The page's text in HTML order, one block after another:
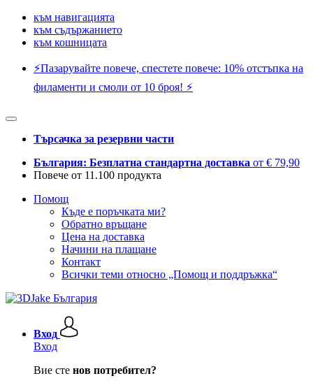
към навигацията
към съдържанието
към кошницата
⚡️Пазарувайте повече, спестете повече: 10% отстъпка на
филаменти и смоли от 10 броя! ⚡️
Търсачка за резервни части
България: Безплатна стандартна доставка от € 79,90
Повече от 11.100 продукта
Помощ
Къде е поръчката ми?
Обратно връщане
Цена на доставка
Начини на плащане
Контакт
Всички теми относно „Помощ и поддръжка“
Вход
Вход
Вие сте нов потребител?